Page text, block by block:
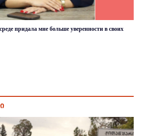
придала мне больше уверенности в своих